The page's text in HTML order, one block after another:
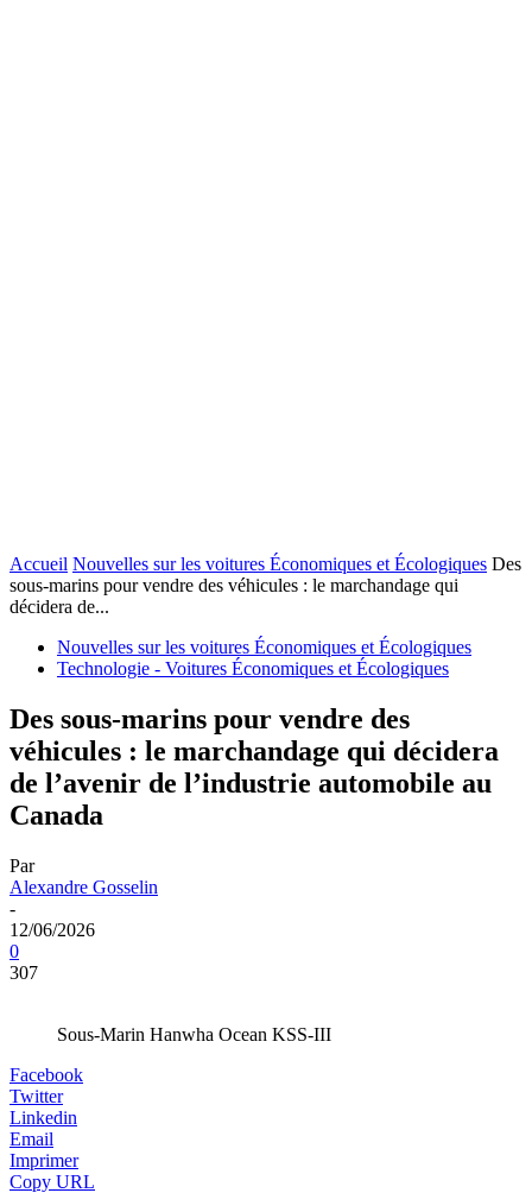
Accueil Nouvelles sur les voitures Économiques et Écologiques Des
sous-marins pour vendre des véhicules : le marchandage qui
décidera de...
Nouvelles sur les voitures Économiques et Écologiques
Technologie - Voitures Économiques et Écologiques
Des sous-marins pour vendre des
véhicules : le marchandage qui décidera
de l’avenir de l’industrie automobile au
Canada
Par
Alexandre Gosselin
-
12/06/2026
0
307
Sous-Marin Hanwha Ocean KSS-III
Facebook
Twitter
Linkedin
Email
Imprimer
Copy URL